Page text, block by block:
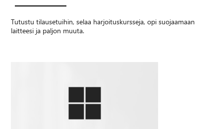
Tutustu tilausetuihin, selaa harjoituskursseja, opi suojaamaan
laitteesi ja paljon muuta.